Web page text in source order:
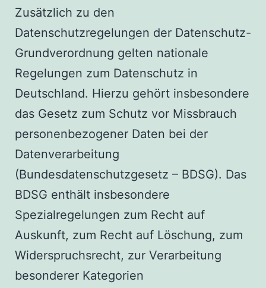
Zusätzlich zu den
Datenschutzregelungen der Datenschutz-
Grundverordnung gelten nationale
Regelungen zum Datenschutz in
Deutschland. Hierzu gehört insbesondere
das Gesetz zum Schutz vor Missbrauch
personenbezogener Daten bei der
Datenverarbeitung
(Bundesdatenschutzgesetz – BDSG). Das
BDSG enthält insbesondere
Spezialregelungen zum Recht auf
Auskunft, zum Recht auf Löschung, zum
Widerspruchsrecht, zur Verarbeitung
besonderer Kategorien